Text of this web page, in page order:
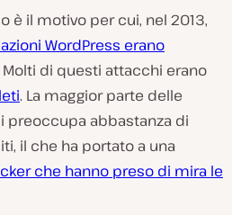
è il motivo per cui, nel 2013,
WordPress erano
Molti di questi attacchi erano
. La maggior parte delle
preoccupa abbastanza di
il che ha portato a una
che hanno preso di mira le